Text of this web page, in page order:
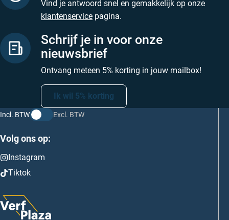
Vind je antwoord snel en gemakkelijk op onze
klantenservice pagina.
Schrijf je in voor onze
nieuwsbrief
Ontvang meteen 5% korting in jouw mailbox!
Ik wil 5% korting
Incl. BTW Excl. BTW
Volg ons op:
Instagram
Tiktok